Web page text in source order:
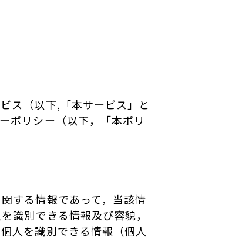
ス（以下,「本サービス」と
ポリシー（以下，「本ポリ
する情報であって，当該情
識別できる情報及び容貌，
人を識別できる情報（個人